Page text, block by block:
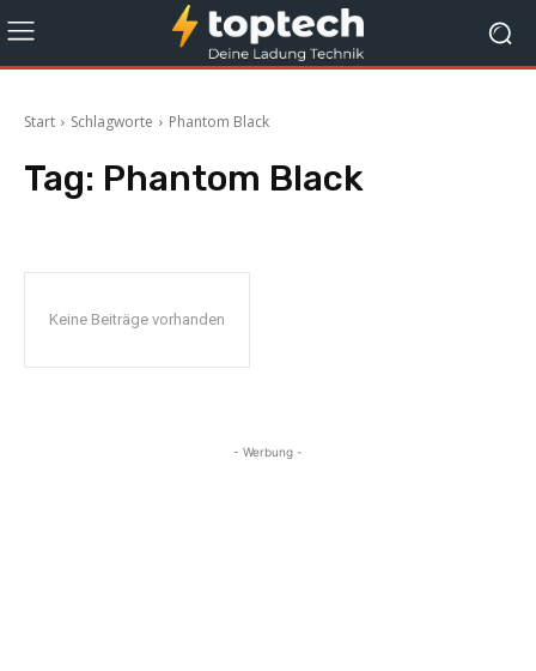
Start Schlagworte Phantom Black
Tag: Phantom Black
Keine Beiträge vorhanden
- Werbung -